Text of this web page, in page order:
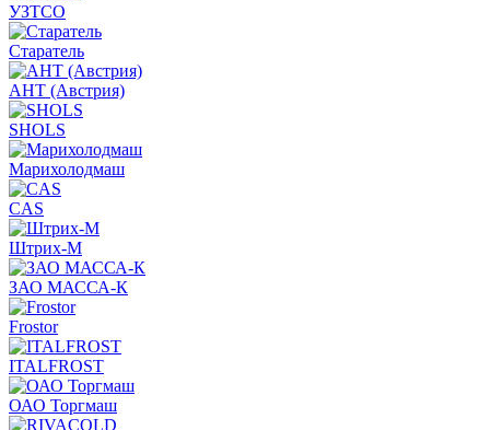
УЗТСО
Старатель
АНТ (Австрия)
SHOLS
Марихолодмаш
CAS
Штрих-М
ЗАО МАССА-К
Frostor
ITALFROST
ОАО Торгмаш